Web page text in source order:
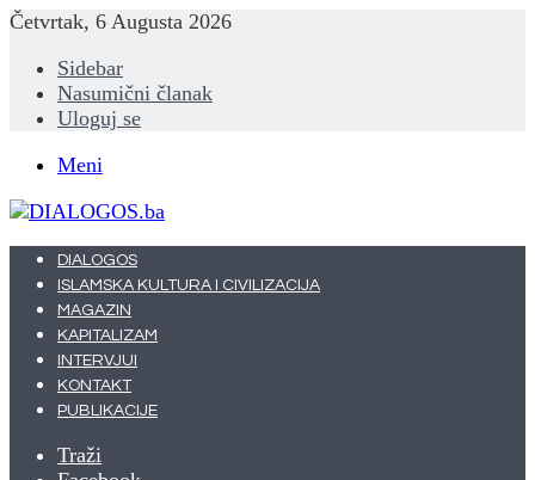
Četvrtak, 6 Augusta 2026
Sidebar
Nasumični članak
Uloguj se
Meni
DIALOGOS
ISLAMSKA KULTURA I CIVILIZACIJA
MAGAZIN
KAPITALIZAM
INTERVJUI
KONTAKT
PUBLIKACIJE
Traži